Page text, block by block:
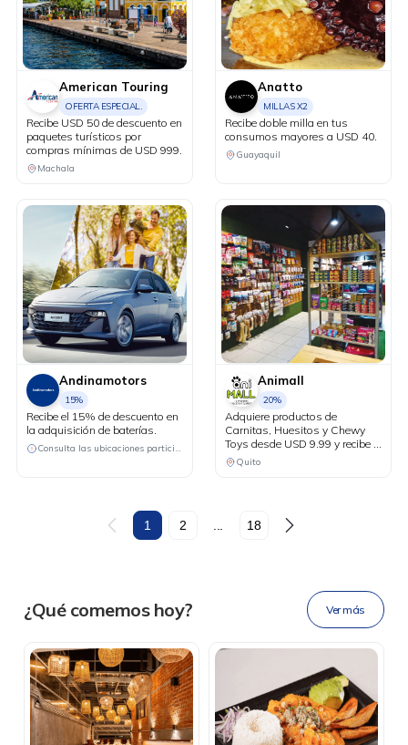
American Touring
OFERTA ESPECIAL.
Recibe USD 50 de descuento en
paquetes turísticos por
compras mínimas de USD 999.
Machala
Anatto
MILLAS X2
Recibe doble milla en tus
consumos mayores a USD 40.
Guayaquil
Andinamotors
15%
Recibe el 15% de descuento en
la adquisición de baterías.
Consulta las ubicaciones participantes
Animall
20%
Adquiere productos de
Carnitas, Huesitos y Chewy
Toys desde USD 9.99 y recibe el
20% de descuento en tu factura
al pagar con tu tarjeta Diners
Quito
1 2 18
Ahora tus blu benefits
en una
sola app.
DESCÁRGALA
¿Qué comemos hoy? Ver más